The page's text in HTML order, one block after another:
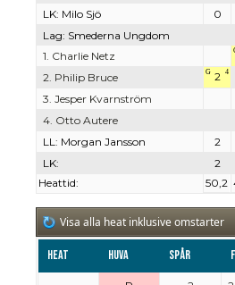
LK: Milo Sjö
0
Lag: Smederna Ungdom
1. Charlie Netz
2. Philip Bruce G 2 4
3. Jesper Kvarnström
4. Otto Autere
LL: Morgan Jansson 2
LK:
2
Heattid:
50,2
Visa alla heat inklusive omstarter
Heat Huva Spår